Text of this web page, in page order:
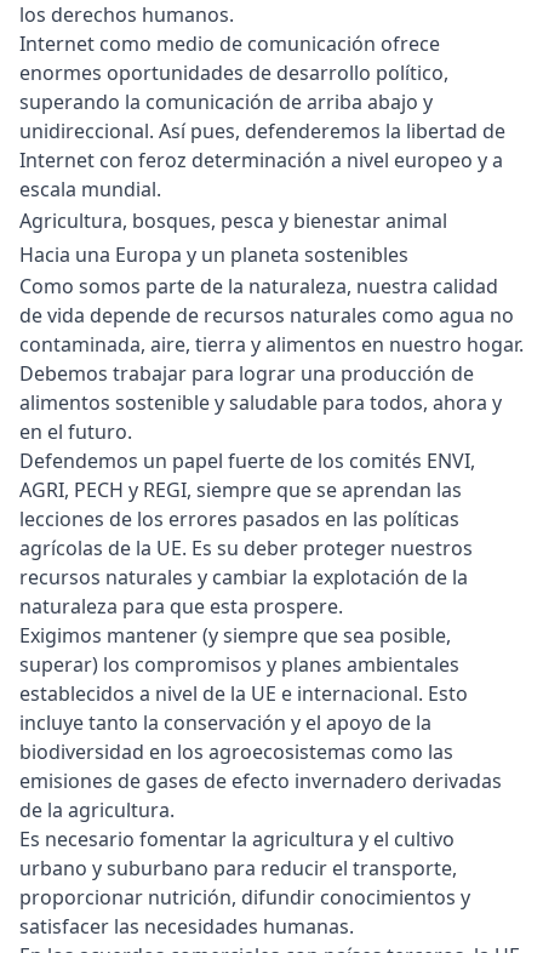
los derechos humanos.
Internet como medio de comunicación ofrece
enormes oportunidades de desarrollo político,
superando la comunicación de arriba abajo y
unidireccional. Así pues, defenderemos la libertad de
Internet con feroz determinación a nivel europeo y a
escala mundial.
Agricultura, bosques, pesca y bienestar animal
Hacia una Europa y un planeta sostenibles
Como somos parte de la naturaleza, nuestra calidad
de vida depende de recursos naturales como agua no
contaminada, aire, tierra y alimentos en nuestro hogar.
Debemos trabajar para lograr una producción de
alimentos sostenible y saludable para todos, ahora y
en el futuro.
Defendemos un papel fuerte de los comités ENVI,
AGRI, PECH y REGI, siempre que se aprendan las
lecciones de los errores pasados en las políticas
agrícolas de la UE. Es su deber proteger nuestros
recursos naturales y cambiar la explotación de la
naturaleza para que esta prospere.
Exigimos mantener (y siempre que sea posible,
superar) los compromisos y planes ambientales
establecidos a nivel de la UE e internacional. Esto
incluye tanto la conservación y el apoyo de la
biodiversidad en los agroecosistemas como las
emisiones de gases de efecto invernadero derivadas
de la agricultura.
Es necesario fomentar la agricultura y el cultivo
urbano y suburbano para reducir el transporte,
proporcionar nutrición, difundir conocimientos y
satisfacer las necesidades humanas.